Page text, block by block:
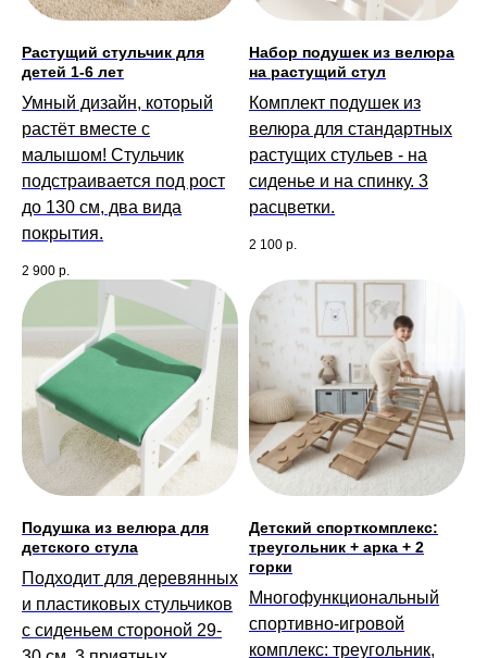
Растущий стульчик для
детей 1-6 лет
Умный дизайн, который
растёт вместе с
малышом! Стульчик
подстраивается под рост
до 130 см, два вида
покрытия.
2 900 р.
Набор подушек из велюра
на растущий стул
Комплект подушек из
велюра для стандартных
растущих стульев - на
сиденье и на спинку. 3
расцветки.
2 100 р.
Подушка из велюра для
детского стула
Подходит для деревянных
и пластиковых стульчиков
с сиденьем стороной 29-
Детский спорткомплекс:
треугольник + арка + 2
горки
Многофункциональный
спортивно-игровой
комплекс: треугольник,